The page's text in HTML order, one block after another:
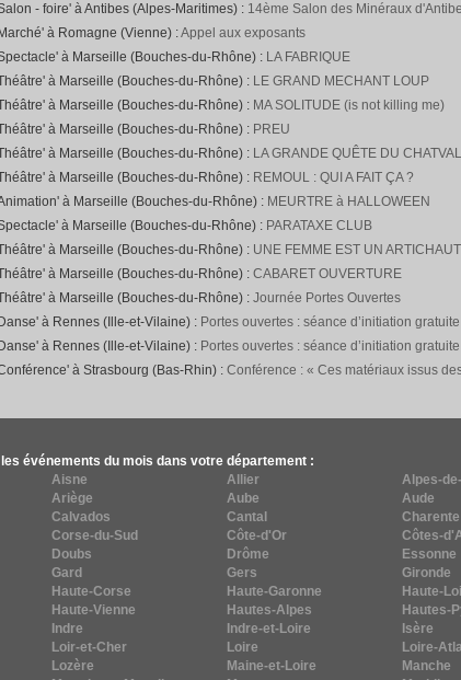
- foire' à Antibes (Alpes-Maritimes) : 14ème Salon des Minéraux
à Romagne (Vienne) :Appel aux exposants
à Marseille (Bouches-du-Rhône) : LA FABRIQUE
à Marseille (Bouches-du-Rhône) : LE GRAND MECHANT LOUP
à Marseille (Bouches-du-Rhône) : MA SOLITUDE (is not killing me)
à Marseille (Bouches-du-Rhône) : PREU
à Marseille (Bouches-du-Rhône) : LA GRANDE QUÊTE DU
à Marseille (Bouches-du-Rhône) : REMOUL : QUI A FAIT ÇA ?
à Marseille (Bouches-du-Rhône) : MEURTRE à HALLOWEEN
à Marseille (Bouches-du-Rhône) : PARATAXE CLUB
à Marseille (Bouches-du-Rhône) : UNE FEMME EST UN ARTICHAUT
à Marseille (Bouches-du-Rhône) : CABARET OUVERTURE
à Marseille (Bouches-du-Rhône) : Journée Portes Ouvertes
à Rennes (Ille-et-Vilaine) : Portes ouvertes : séance d’initiation
à Rennes (Ille-et-Vilaine) : Portes ouvertes : séance d’initiation
à Strasbourg (Bas-Rhin) : Conférence : « Ces matériaux issus
événements du mois dans votre département :
Aisne Allier Alpes-
Ariège Aube Aude
Calvados Cantal Charente
Corse-du-Sud Côte-d'Or Côtes-
Doubs Drôme Essonne
Gard Gers Gironde
Haute-Corse Haute-Garonne Haute-
Haute-Vienne Hautes-Alpes Hautes-
Indre Indre-et-Loire Isère
Loir-et-Cher Loire Loire-
Lozère Maine-et-Loire Manche